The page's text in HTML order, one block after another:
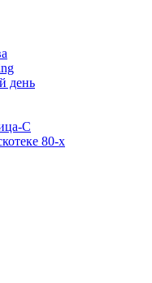
день
С
80-х